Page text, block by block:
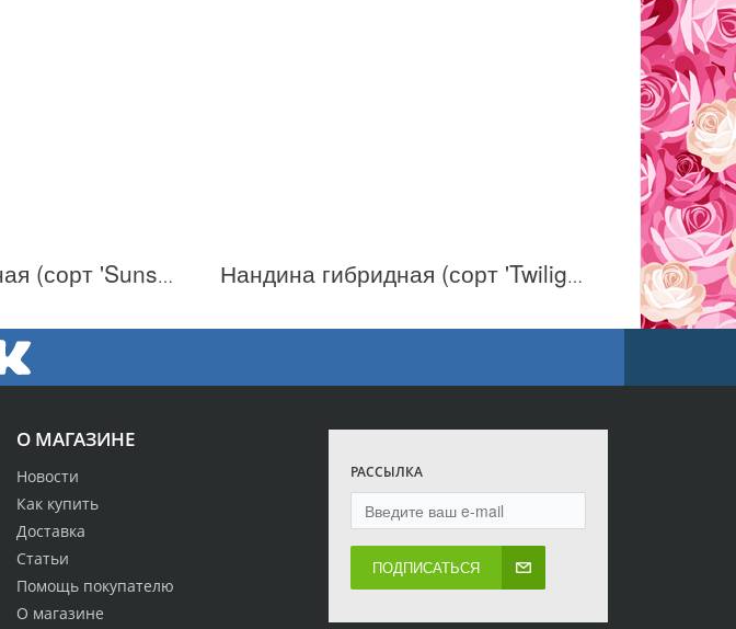
Нандина гибридная (сорт 'Sunset Boulevard' ®) Нандина гибридная (сорт 'Twilight®/ Сумерки')
О МАГАЗИНЕ
Новости
Как купить
Доставка
Статьи
Помощь покупателю
О магазине
РАССЫЛКА
ПОДПИСАТЬСЯ